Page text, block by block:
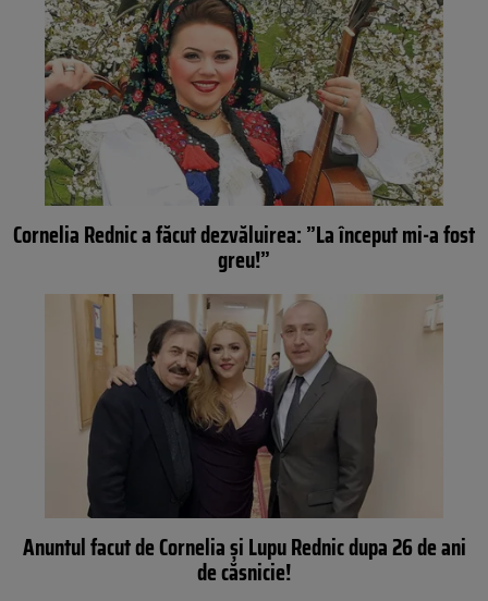
Cornelia Rednic a făcut dezvăluirea: ”La început mi-a fost
greu!”
Anuntul facut de Cornelia şi Lupu Rednic dupa 26 de ani
de căsnicie!